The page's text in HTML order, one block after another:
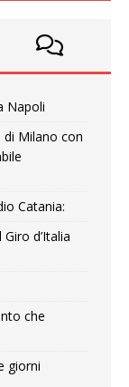
Napoli
di Milano con
Catania:
d’Italia
che
giorni